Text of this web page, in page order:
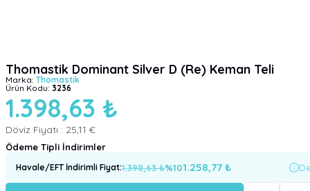
Thomastik Dominant Silver D (Re) Keman Teli
Marka: Thomastik
Ürün Kodu: 3236
1.398,63 ₺
Döviz Fiyatı : 25,11 €
Ödeme Tipli İndirimler
Havale/EFT İndirimli Fiyat:1.398,63₺%101.258,77 ₺